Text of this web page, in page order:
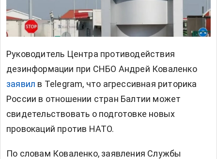
Руководитель Центра противодействия
дезинформации при СНБО Андрей Коваленко
заявил в Telegram, что агрессивная риторика
России в отношении стран Балтии может
свидетельствовать о подготовке новых
провокаций против НАТО.
По словам Коваленко, заявления Службы